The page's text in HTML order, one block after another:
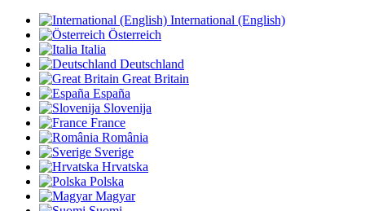
International (English)
Österreich
Italia
Deutschland
Great Britain
España
Slovenija
France
România
Sverige
Hrvatska
Polska
Magyar